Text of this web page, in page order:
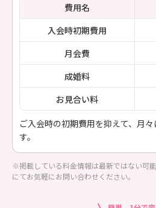
費用名
入会時初期費用
月会費
成婚料
お見合い料
ご入会時の初期費用を抑えて、月
す。
※掲載している料金情報は最新ではない可
にてお気軽にお問い合わせください。